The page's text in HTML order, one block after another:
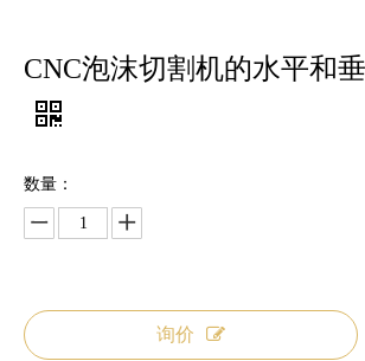
CNC泡沫切割机的水平和垂
数量：
询价